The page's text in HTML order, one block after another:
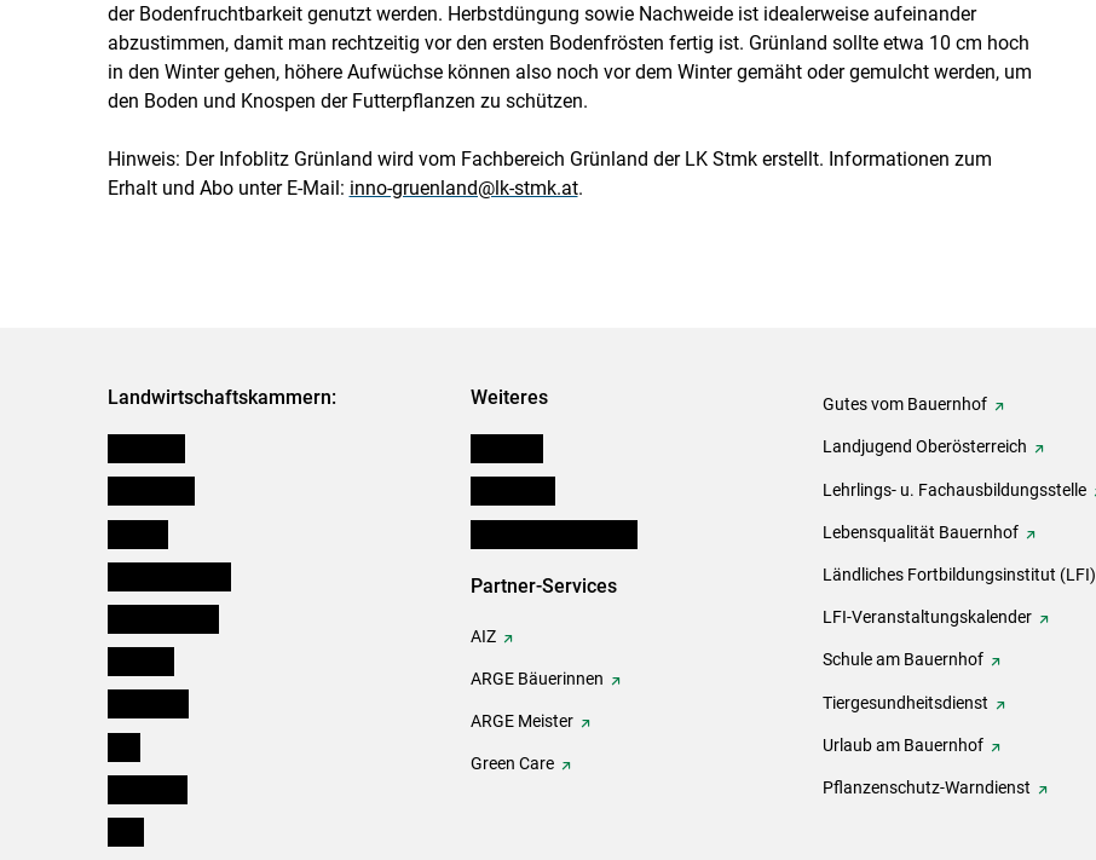
der Bodenfruchtbarkeit genutzt werden. Herbstdüngung sowie Nachweide ist idealerweise aufeinander
abzustimmen, damit man rechtzeitig vor den ersten Bodenfrösten fertig ist. Grünland sollte etwa 10 cm hoch
in den Winter gehen, höhere Aufwüchse können also noch vor dem Winter gemäht oder gemulcht werden, um
den Boden und Knospen der Futterpflanzen zu schützen.
Hinweis: Der Infoblitz Grünland wird vom Fachbereich Grünland der LK Stmk erstellt. Informationen zum
Erhalt und Abo unter E-Mail: inno-gruenland@lk-stmk.at.
Landwirtschaftskammern: Weiteres
Partner-Services
AIZ
ARGE Bäuerinnen
ARGE Meister
Green Care
Gutes vom Bauernhof
Landjugend Oberösterreich
Lehrlings- u. Fachausbildungsstelle
Lebensqualität Bauernhof
Ländliches Fortbildungsinstitut (LFI)
LFI-Veranstaltungskalender
Schule am Bauernhof
Tiergesundheitsdienst
Urlaub am Bauernhof
Pflanzenschutz-Warndienst